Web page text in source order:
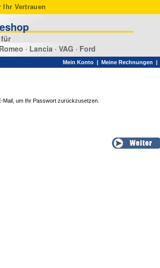
Ihr Vertrauen
· Lancia · VAG · Ford
Mein Konto| Meine Rechnungen |
Mail, um Ihr Passwort zurückzusetzen.